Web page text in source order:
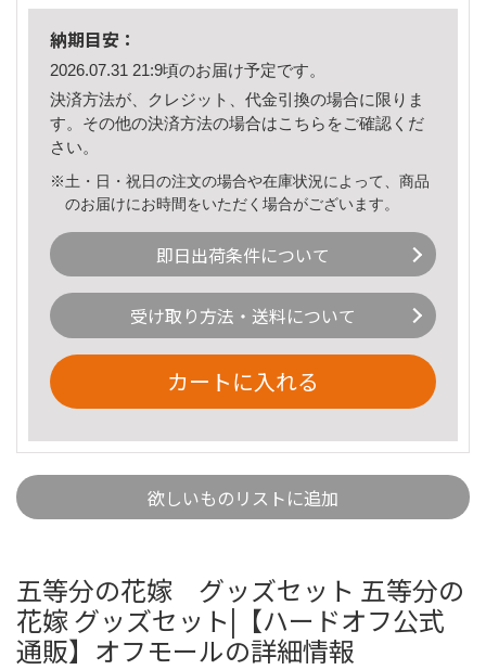
納期目安：
2026.07.31 21:9頃のお届け予定です。
決済方法が、クレジット、代金引換の場合に限りま
す。その他の決済方法の場合はこちら をご確認くだ
さい。
※土・日・祝日の注文の場合や在庫状況によって、商品
のお届けにお時間をいただく場合がございます。
即日出荷条件について
受け取り方法・送料について
カートに入れる
欲しいものリストに追加
五等分の花嫁 グッズセット 五等分の
花嫁 グッズセット|【ハードオフ公式
通販】オフモールの詳細情報